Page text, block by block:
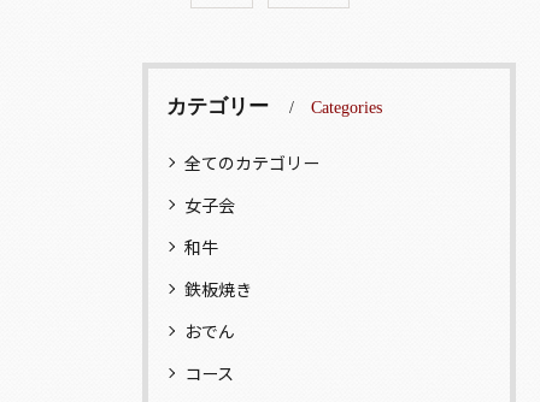
カテゴリー Categories
全てのカテゴリー
女子会
和牛
鉄板焼き
おでん
コース